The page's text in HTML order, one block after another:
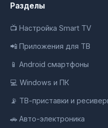
Разделы
📺 Настройка Smart TV
📲 Приложения для ТВ
📱 Android смартфоны
💻 Windows и ПК
📡 ТВ-приставки и
🚗 Авто-электроника